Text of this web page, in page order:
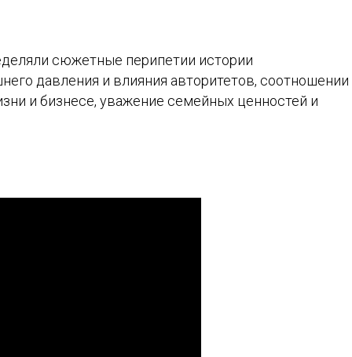
сюжетные перипетии истории
давления и влияния авторитетов, соотношении
и бизнесе, уважение семейных ценностей и